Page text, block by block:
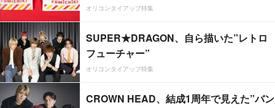
オリコンタイアップ特集
SUPER★DRAGON、自ら描いた”レトロ
フューチャー”
オリコンタイアップ特集
CROWN HEAD、結成1周年で見えた”バン